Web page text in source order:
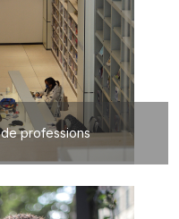
professions